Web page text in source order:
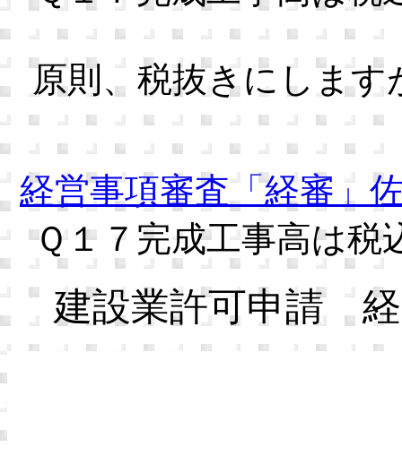
原則、税抜きにしま
経営事項審査「経審」
Ｑ１７完成工事高は
建設業許可申請 経